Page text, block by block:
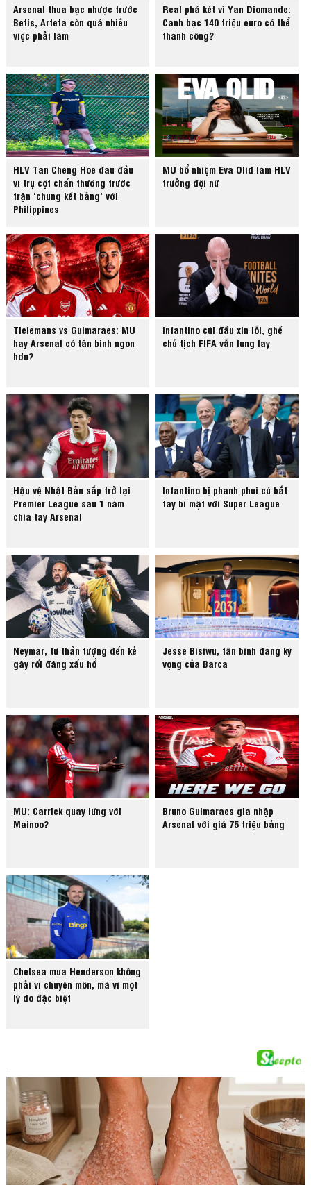
Arsenal thua bạc nhược trước
Betis, Arteta còn quá nhiều
việc phải làm
Real phá két vì Yan Diomande:
Canh bạc 140 triệu euro có thể
thành công?
HLV Tan Cheng Hoe đau đầu
vì trụ cột chấn thương trước
trận ‘chung kết bảng’ với
Philippines
MU bổ nhiệm Eva Olid làm HLV
trưởng đội nữ
Tielemans vs Guimaraes: MU
hay Arsenal có tân binh ngon
hơn?
Infantino cúi đầu xin lỗi, ghế
chủ tịch FIFA vẫn lung lay
Hậu vệ Nhật Bản sắp trở lại
Premier League sau 1 năm
chia tay Arsenal
Infantino bị phanh phui cú bắt
tay bí mật với Super League
Neymar, từ thần tượng đến kẻ
gây rối đáng xấu hổ
Jesse Bisiwu, tân binh đáng kỳ
vọng của Barca
MU: Carrick quay lưng với
Mainoo?
Bruno Guimaraes gia nhập
Arsenal với giá 75 triệu bảng
Chelsea mua Henderson không
phải vì chuyên môn, mà vì một
lý do đặc biệt